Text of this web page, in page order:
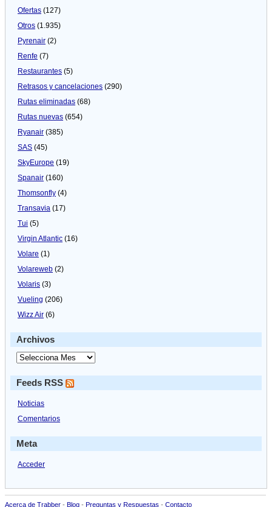
Ofertas (127)
Otros (1.935)
Pyrenair (2)
Renfe (7)
Restaurantes (5)
Retrasos y cancelaciones (290)
Rutas eliminadas (68)
Rutas nuevas (654)
Ryanair (385)
SAS (45)
SkyEurope (19)
Spanair (160)
Thomsonfly (4)
Transavia (17)
Tui (5)
Virgin Atlantic (16)
Volare (1)
Volareweb (2)
Volaris (3)
Vueling (206)
Wizz Air (6)
Archivos
Feeds RSS
Noticias
Comentarios
Meta
Acceder
Acerca de Trabber - Blog - Preguntas y Respuestas - Contacto